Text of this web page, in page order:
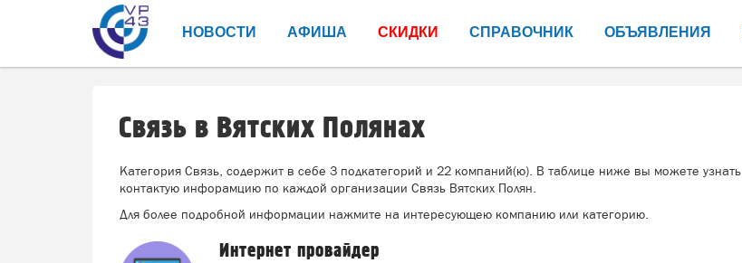
НОВОСТИ АФИША СКИДКИ СПРАВОЧНИК ОБЪЯВЛЕНИЯ
Связь в Вятских Полянах
Категория Связь, содержит в себе 3 подкатегорий и 22 компаний(ю). В таблице ниже вы можете узнать
контактую инфорамцию по каждой организации Связь Вятских Полян.
Для более подробной информации нажмите на интересующею компанию или категорию.
Интернет провайдер